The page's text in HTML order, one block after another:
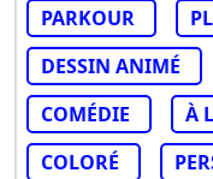
PARKOUR
DESSIN ANIMÉ
COMÉDIE
À
COLORÉ